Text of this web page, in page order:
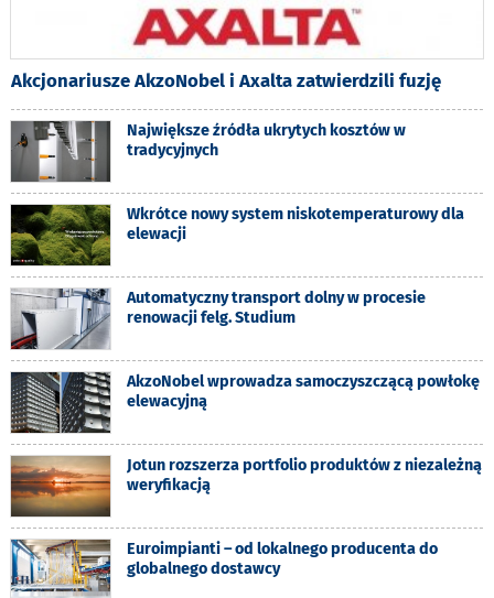
Akcjonariusze AkzoNobel i Axalta zatwierdzili fuzję
Największe źródła ukrytych kosztów w
tradycyjnych
Wkrótce nowy system niskotemperaturowy dla
elewacji
Automatyczny transport dolny w procesie
renowacji felg. Studium
AkzoNobel wprowadza samoczyszczącą powłokę
elewacyjną
Jotun rozszerza portfolio produktów z niezależną
weryfikacją
Euroimpianti – od lokalnego producenta do
globalnego dostawcy